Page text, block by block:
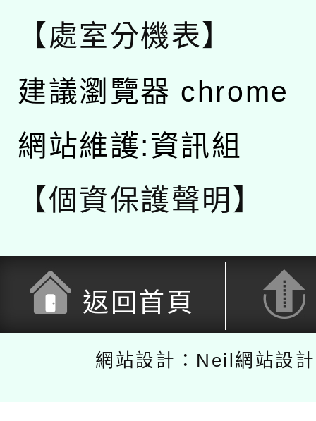
【處室分機表】
建議瀏覽器 chrome
網站維護:資訊組
【個資保護聲明】
返回首頁
網站設計：Neil網站設